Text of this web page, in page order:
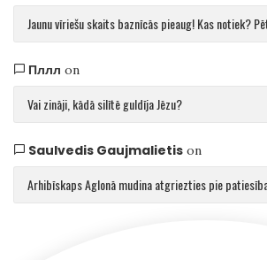
Jaunu vīriešu skaits baznīcās pieaug! Kas notiek?
Пллл on
Vai zināji, kādā silītē guldīja Jēzu?
Saulvedis Gaujmalietison
Arhibīskaps Aglonā mudina atgriezties pie